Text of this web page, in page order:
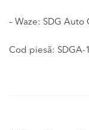
– Waze: SDG Auto
Cod piesă: SDGA-